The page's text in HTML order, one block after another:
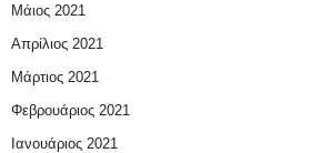
Μάιος 2021
Απρίλιος 2021
Μάρτιος 2021
Φεβρουάριος 2021
Ιανουάριος 2021